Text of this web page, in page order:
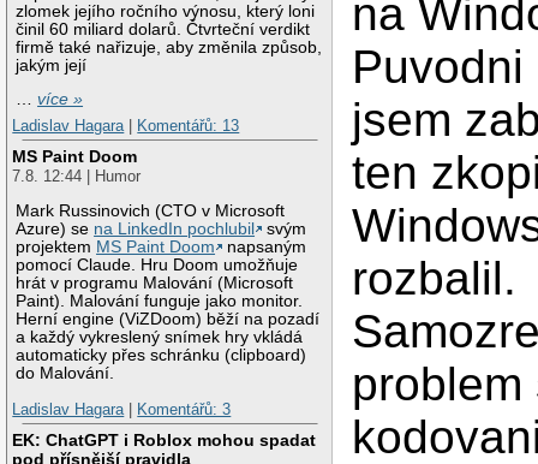
zlomek jejího ročního výnosu, který loni
činil 60 miliard dolarů. Čtvrteční verdikt
firmě také nařizuje, aby změnila způsob,
jakým její
…více »
Ladislav Hagara
Komentářů: 13
MS Paint Doom
7.8. 12:44 | Humor
Mark Russinovich (CTO v Microsoft
Azure) se na LinkedIn pochlubil
svým
projektem MS Paint Doom
napsaným
pomocí Claude. Hru Doom umožňuje
hrát v programu Malování (Microsoft
Paint). Malování funguje jako monitor.
Herní engine (ViZDoom) běží na pozadí
a každý vykreslený snímek hry vkládá
automaticky přes schránku (clipboard)
do Malování.
Ladislav Hagara
Komentářů: 3
EK: ChatGPT i Roblox mohou spadat
pod přísnější pravidla
na
jsem
ten
rozbalil.
problem